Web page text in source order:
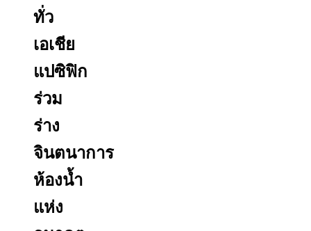
ทั่ว
เอเชีย
แปซิฟิก
ร่วม
ร่าง
จินตนาการ
ห้องน้ำ
แห่ง